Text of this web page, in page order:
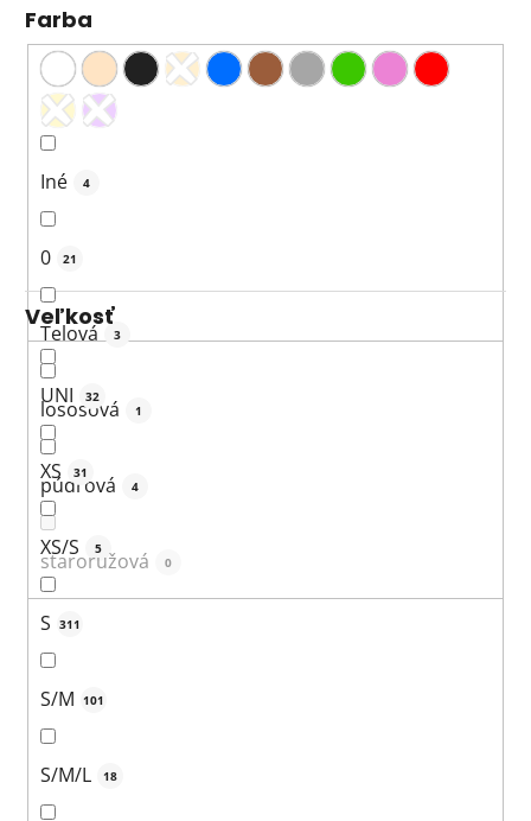
Farba
Iné 4
0 21
Telová 3
lososová 1
púdrová 4
staroružová 0
Veľkosť
UNI 32
XS 31
XS/S 5
S 311
S/M 101
S/M/L 18